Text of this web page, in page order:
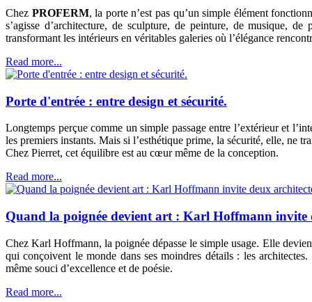
Chez PROFERM, la porte n’est pas qu’un simple élément
s’agisse d’architecture, de sculpture, de peinture, de musique,
transformant les intérieurs en véritables galeries où l’élégance
Read more...
Porte d'entrée : entre design et sécurité.
Longtemps perçue comme un simple passage entre l’extérieur et
les premiers instants. Mais si l’esthétique prime, la sécurité, elle, ne
Chez Pierret, cet équilibre est au cœur même de la conception.
Read more...
Quand la poignée devient art : Karl Hoffmann invite
Chez Karl Hoffmann, la poignée dépasse le simple usage. Elle
qui conçoivent le monde dans ses moindres détails : les
même souci d’excellence et de poésie.
Read more...